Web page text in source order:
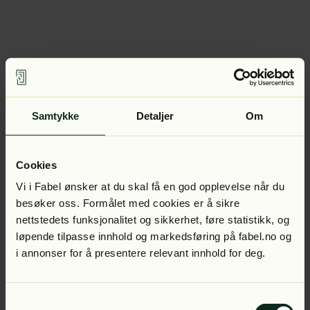
Samtykke Detaljer Om
Cookies
Vi i Fabel ønsker at du skal få en god opplevelse når du
besøker oss. Formålet med cookies er å sikre
nettstedets funksjonalitet og sikkerhet, føre statistikk, og
løpende tilpasse innhold og markedsføring på fabel.no og
i annonser for å presentere relevant innhold for deg.